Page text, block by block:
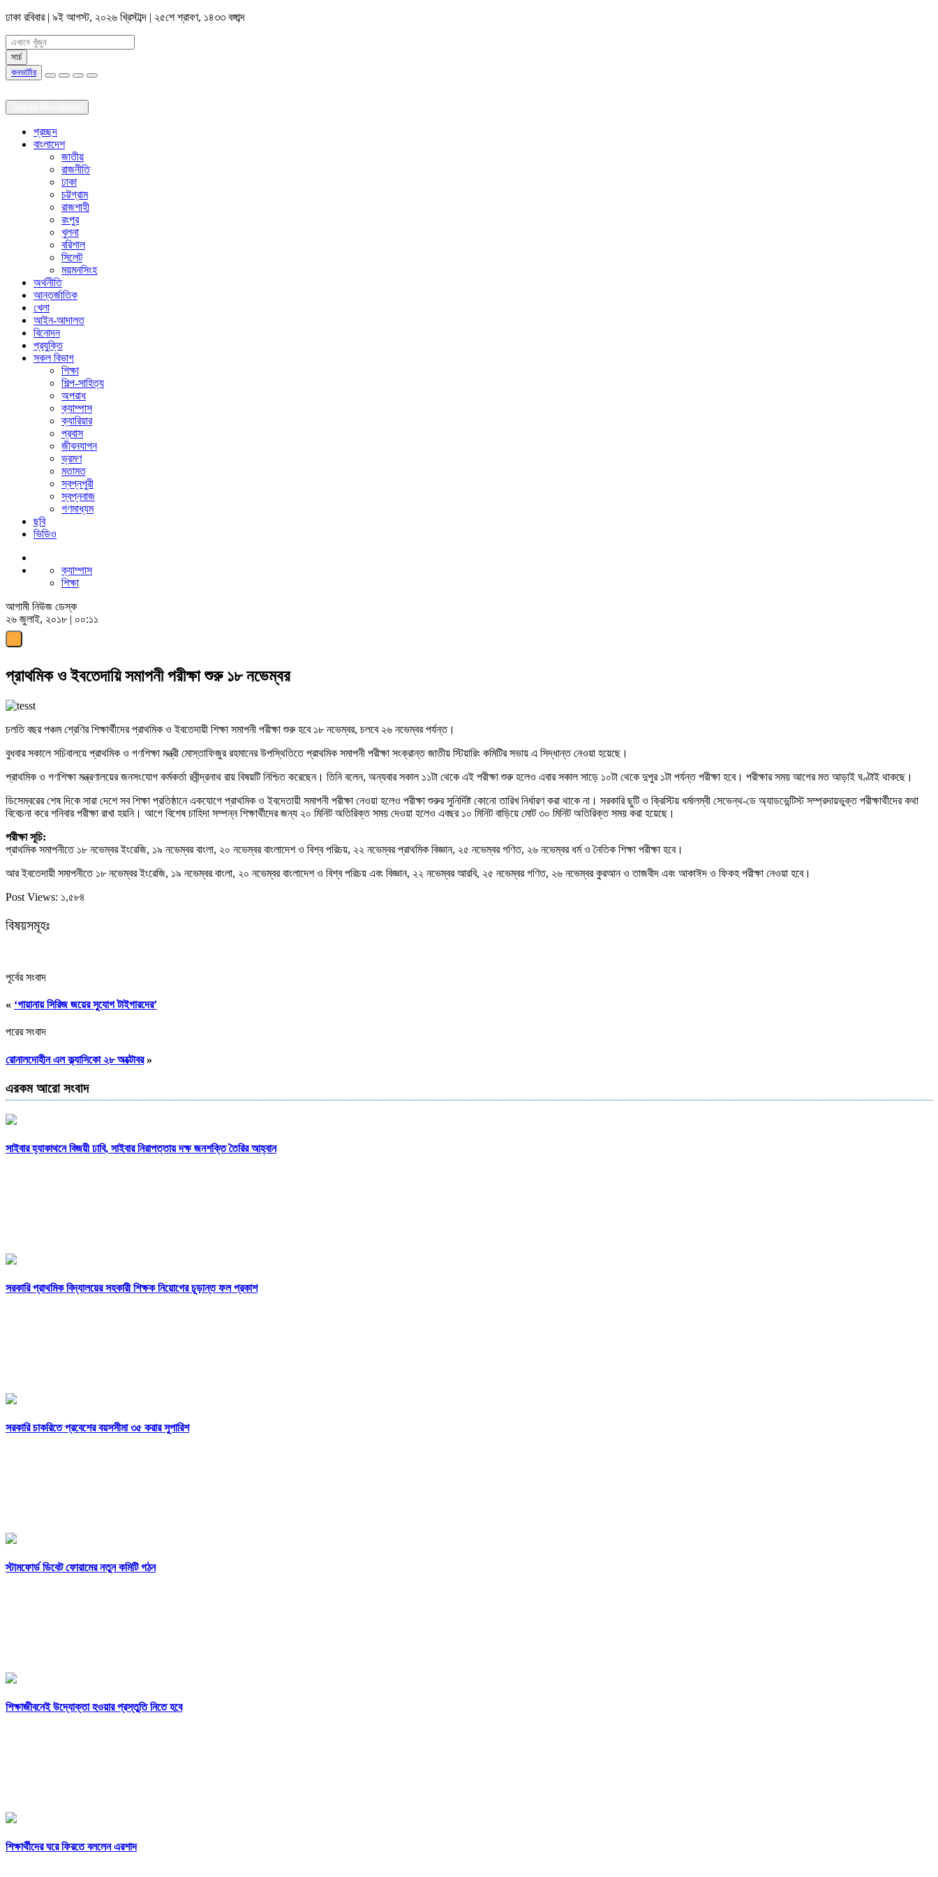
ঢাকা রবিবার | ৯ই আগস্ট, ২০২৬ খ্রিস্টাব্দ | ২৫শে শ্রাবণ, ১৪৩৩ বঙ্গাব্দ
কনভার্টার
প্রচ্ছদ
বাংলাদেশ
জাতীয়
রাজনীতি
ঢাকা
চট্টগ্রাম
রাজশাহী
রংপুর
খুলনা
বরিশাল
সিলেট
ময়মনসিংহ
অর্থনীতি
আন্তর্জাতিক
খেলা
আইন-আদালত
বিনোদন
প্রযুক্তি
সকল বিভাগ
শিক্ষা
শিল্প-সাহিত্য
অপরাধ
ক্যাম্পাস
ক্যারিয়ার
প্রবাস
জীবনযাপন
ভ্রমণ
মতামত
স্বপ্নপুরী
স্বপ্নবাজ
গণমাধ্যম
ছবি
ভিডিও
ক্যাম্পাস
শিক্ষা
আগামী নিউজ ডেস্ক
২৬ জুলাই, ২০১৮ | ০০:১১
প্রাথমিক ও ইবতেদায়ি সমাপনী পরীক্ষা শুরু ১৮ নভেম্বর
চলতি বছর পঞ্চম শ্রেণির শিক্ষার্থীদের প্রাথমিক ও ইবতেদায়ী শিক্ষা সমাপনী পরীক্ষা শুরু হবে ১৮ নভেম্বর, চলবে ২৬ নভেম্বর পর্যন্ত।
বুধবার সকালে সচিবালয়ে প্রাথমিক ও গণশিক্ষা মন্ত্রী মোস্তাফিজুর রহমানের উপস্থিতিতে প্রাথমিক সমাপনী পরীক্ষা সংক্রান্ত জাতীয় স্টিয়ারিং কমিটির সভায় এ সিদ্ধান্ত নেওয়া হয়েছে।
প্রাথমিক ও গণশিক্ষা মন্ত্রণালয়ের জনসংযোগ কর্মকর্তা রবীন্দ্রনাথ রায় বিষয়টি নিশ্চিত করেছেন। তিনি বলেন, অন্যবার সকাল ১১টা থেকে এই পরীক্ষা শুরু হলেও এবার সকাল সাড়ে ১০টা থেকে দুপুর ১টা পর্যন্ত পরীক্ষা হবে। পরীক্ষার সময় আগের মত আড়াই ঘণ্টাই থাকছে।
ডিসেম্বরের শেষ দিকে সারা দেশে সব শিক্ষা প্রতিষ্ঠানে একযোগে প্রাথমিক ও ইবদেতায়ী সমাপনী পরীক্ষা নেওয়া হলেও পরীক্ষা শুরুর সুনির্দিষ্ট কোনো তারিখ নির্ধারণ করা থাকে না। সরকারি ছুটি ও ক্রিস্টিয় ধর্মালম্বী সেভেন্থ-ডে অ্যাডভেন্টিস্ট সম্প্রদায়ভুক্ত পরীক্ষার্থীদের কথা
বিবেচনা করে শনিবার পরীক্ষা রাখা হয়নি। আগে বিশেষ চাহিদা সম্পন্ন শিক্ষার্থীদের জন্য ২০ মিনিট অতিরিক্ত সময় দেওয়া হলেও এবছর ১০ মিনিট বাড়িয়ে মোট ৩০ মিনিট অতিরিক্ত সময় করা হয়েছে।
পরীক্ষা সূচি:
প্রাথমিক সমাপনীতে ১৮ নভেম্বর ইংরেজি, ১৯ নভেম্বর বাংলা, ২০ নভেম্বর বাংলাদেশ ও বিশ্ব পরিচয়, ২২ নভেম্বর প্রাথমিক বিজ্ঞান, ২৫ নভেম্বর গণিত, ২৬ নভেম্বর ধর্ম ও নৈতিক শিক্ষা পরীক্ষা হবে।
আর ইবতেদায়ী সমাপনীতে ১৮ নভেম্বর ইংরেজি, ১৯ নভেম্বর বাংলা, ২০ নভেম্বর বাংলাদেশ ও বিশ্ব পরিচয় এবং বিজ্ঞান, ২২ নভেম্বর আরবি, ২৫ নভেম্বর গণিত, ২৬ নভেম্বর কুরআন ও তাজবীদ এবং আকাঈদ ও ফিকহ পরীক্ষা নেওয়া হবে।
Post Views: ১,৫৮৪
বিষয়সমূহঃ
পূর্বের সংবাদ
« ‘গায়ানায় সিরিজ জয়ের সুযোগ টাইগারদের’
পরের সংবাদ
রোনালদোহীন এল ক্ল্যাসিকো ২৮ অক্টোবর»
এরকম আরো সংবাদ
সাইবার হ্যাকাথনে বিজয়ী ঢাবি, সাইবার নিরাপত্তায় দক্ষ জনশক্তি তৈরির আহ্বান
সরকারি প্রাথমিক বিদ্যালয়ের সহকারী শিক্ষক নিয়োগের চূড়ান্ত ফল প্রকাশ
সরকারি চাকরিতে প্রবেশের বয়সসীমা ৩৫ করার সুপারিশ
স্টামফোর্ড ডিবেট ফোরামের নতুন কমিটি গঠন
শিক্ষাজীবনেই উদ্যোক্তা হওয়ার প্রস্তুতি নিতে হবে
শিক্ষার্থীদের ঘরে ফিরতে বললেন এরশাদ